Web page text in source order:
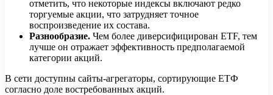
отметить, что некоторые индексы включают редко
торгуемые акции, что затрудняет точное
воспроизведение их состава.
Разнообразие. Чем более диверсифицирован ETF, тем
лучше он отражает эффективность предполагаемой
категории акций.
В сети доступны сайты-агрегаторы, сортирующие ЕТФ
согласно доле востребованных акций.